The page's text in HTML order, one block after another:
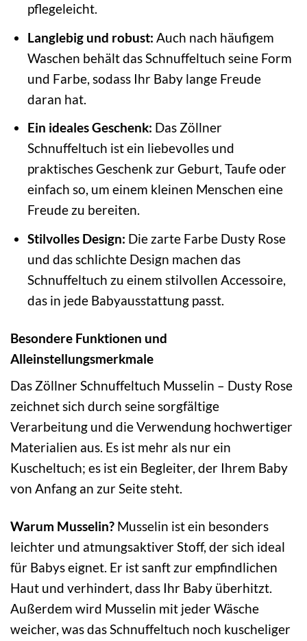
pflegeleicht.
Langlebig und robust: Auch nach häufigem
Waschen behält das Schnuffeltuch seine Form
und Farbe, sodass Ihr Baby lange Freude
daran hat.
Ein ideales Geschenk: Das Zöllner
Schnuffeltuch ist ein liebevolles und
praktisches Geschenk zur Geburt, Taufe oder
einfach so, um einem kleinen Menschen eine
Freude zu bereiten.
Stilvolles Design: Die zarte Farbe Dusty Rose
und das schlichte Design machen das
Schnuffeltuch zu einem stilvollen Accessoire,
das in jede Babyausstattung passt.
Besondere Funktionen und
Alleinstellungsmerkmale
Das Zöllner Schnuffeltuch Musselin – Dusty Rose
zeichnet sich durch seine sorgfältige
Verarbeitung und die Verwendung hochwertiger
Materialien aus. Es ist mehr als nur ein
Kuscheltuch; es ist ein Begleiter, der Ihrem Baby
von Anfang an zur Seite steht.
Warum Musselin? Musselin ist ein besonders
leichter und atmungsaktiver Stoff, der sich ideal
für Babys eignet. Er ist sanft zur empfindlichen
Haut und verhindert, dass Ihr Baby überhitzt.
Außerdem wird Musselin mit jeder Wäsche
weicher, was das Schnuffeltuch noch kuscheliger